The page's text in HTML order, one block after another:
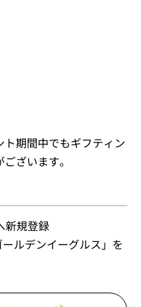
期間中でもギフティン
ざいます。
新規登録
ルデンイーグルス」を